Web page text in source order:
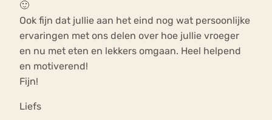
🙂
Ook fijn dat jullie aan het eind nog wat persoonlijke
ervaringen met ons delen over hoe jullie vroeger
en nu met eten en lekkers omgaan. Heel helpend
en motiverend!
Fijn!
Liefs